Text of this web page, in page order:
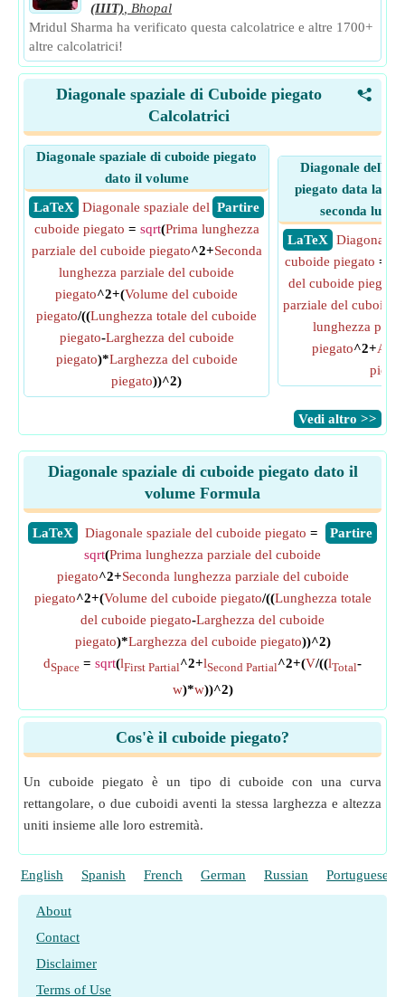
(IIIT)
Bhopal
Mridul Sharma ha verificato questa calcolatrice e altre 1700+
altre calcolatrici!
<
Diagonale spaziale di Cuboide piegato
Calcolatrici
Diagonale spaziale di cuboide piegato
dato il volume
​ LaTeX
​ Partire
Diagonale spaziale del
cuboide piegato = sqrt(Prima lunghezza
parziale del cuboide piegato^2+Seconda
lunghezza parziale del cuboide
piegato^2+(Volume del cuboide
piegato/((Lunghezza totale del cuboide
piegato-Larghezza del cuboide
piegato)*Larghezza del cuboide
piegato))^2)
Diagonale dello
piegato data la
seconda
​ LaTeX
Diagonale
cuboide piegato =
del cuboide piegato
parziale del cuboide
lunghezza
piegato^2+
​Vedi altro >>
Diagonale spaziale di cuboide piegato dato il
volume Formula
​LaTeX ​Partire
Diagonale spaziale del cuboide piegato =
sqrt(Prima lunghezza parziale del cuboide
piegato^2+Seconda lunghezza parziale del cuboide
piegato^2+(Volume del cuboide piegato/((Lunghezza totale
del cuboide piegato-Larghezza del cuboide
piegato)*Larghezza del cuboide piegato))^2)
dSpace = sqrt(lFirst Partial^2+lSecond Partial^2+(V/((lTotal-
w)*w))^2)
Cos'è il cuboide piegato?
Un cuboide piegato è un tipo di cuboide con una curva
rettangolare, o due cuboidi aventi la stessa larghezza e altezza
uniti insieme alle loro estremità.
English Spanish French German Russian Portuguese
About
Contact
Disclaimer
Terms of Use